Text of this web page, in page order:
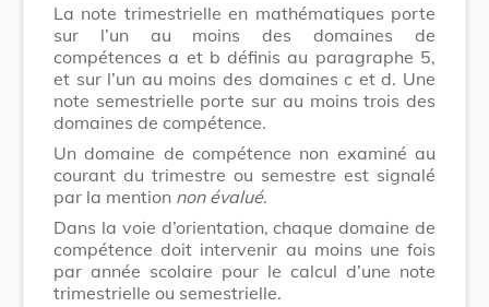
La note trimestrielle en mathématiques porte
sur l’un au moins des domaines de
compétences a et b définis au paragraphe 5,
et sur l’un au moins des domaines c et d. Une
note semestrielle porte sur au moins trois des
domaines de compétence.
Un domaine de compétence non examiné au
courant du trimestre ou semestre est signalé
par la mention non évalué.
Dans la voie d’orientation, chaque domaine de
compétence doit intervenir au moins une fois
par année scolaire pour le calcul d’une note
trimestrielle ou semestrielle.